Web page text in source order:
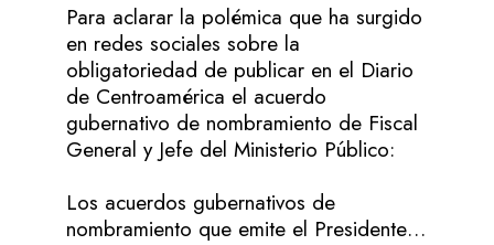
Para aclarar la polémica que ha surgido
en redes sociales sobre la
obligatoriedad de publicar en el Diario
de Centroamérica el acuerdo
gubernativo de nombramiento de Fiscal
General y Jefe del Ministerio Público:
Los acuerdos gubernativos de
nombramiento que emite el Presidente…